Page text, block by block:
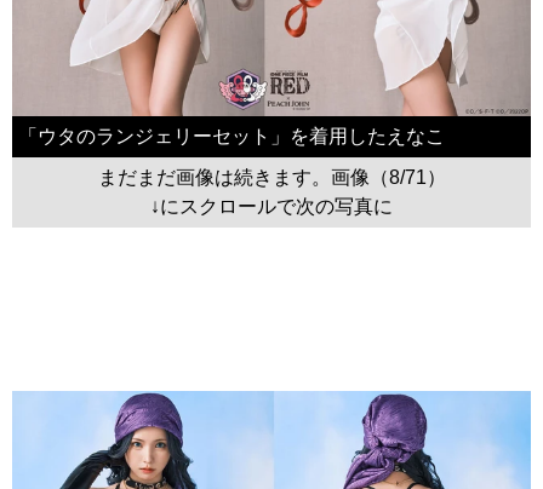
「ウタのランジェリーセット」を着用したえなこ
まだまだ画像は続きます。画像（8/71）
↓にスクロールで次の写真に